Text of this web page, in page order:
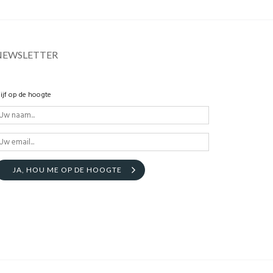
op de hoogte
JA, HOU ME OP DE HOOGTE